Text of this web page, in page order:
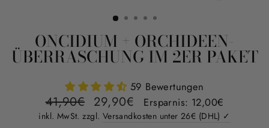
ONCIDIUM + ORCHIDEEN-
ÜBERRASCHUNG IM 2ER PAKET
59 Bewertungen
Normaler
Preis
41,90€ Sonderpreis
29,90€ Ersparnis: 12,00€
inkl. MwSt. zzgl. Versandkosten unter 26€ (DHL) ✓